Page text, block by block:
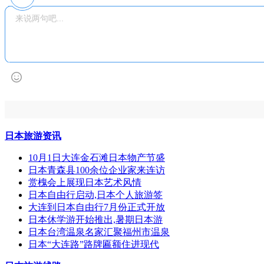
日本旅游资讯
10月1日大连金石滩日本物产节盛
日本青森县100余位企业家来连访
赏槐会上展现日本艺术风情
日本自由行启动,日本个人旅游签
大连到日本自由行7月份正式开放
日本休学游开始推出,暑期日本游
日本台湾温泉名家汇聚福州市温泉
日本“大连路”路牌匾额住进现代